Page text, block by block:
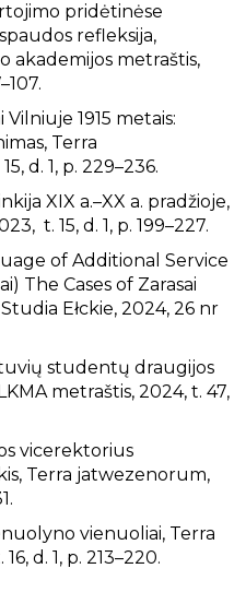
pridėtinėse
refleksija,
akademijos metraštis,
1915 metais:
Terra
d. 1, p. 229–236.
XIX a.–XX a. pradžioje,
t. 15, d. 1, p. 199–227.
of Additional Service
The Cases of Zarasai
Ełckie, 2024, 26 nr
studentų draugijos
metraštis, 2024, t. 47,
vicerektorius
Terra jatwezenorum,
vienuoliai, Terra
d. 1, p. 213–220.